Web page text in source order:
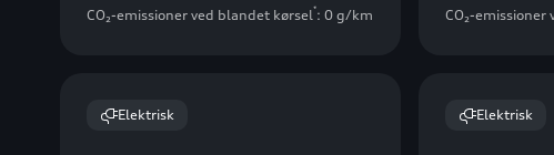
CO₂-emissioner ved blandet kørsel*: 0 g/km
CO₂-
Elektrisk Elektrisk